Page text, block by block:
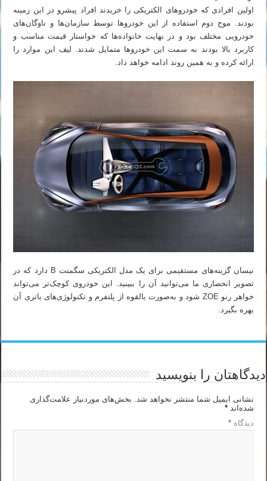
اولین افرادی که خودروهای الکتریکی را خریدند افراد پیشرو در این زمینه
بودند. موج دوم استفاده از این خودروها توسط سازمان‌ها و ناوگان‌های
خودرویی مختلف بود و در نهایت خانواده‌ها که خواستار قیمت مناسب و
کاربرد بالا بودند به سمت این خودروها متمایل شدند. لیف این موارد را
ارائه کرده و به همین روند ادامه خواهد داد.
نیسان گزینه‌های مستقیمی برای یک مدل الکتریکی سگمنت B دارد که در
تصویر انحصاری ما می‌توانید آن را ببینید. این خودروی کوچک‌تر می‌تواند
خواهر رنو ZOE شود و به‌صورت بالقوه از پلتفرم و تکنولوژی‌های باتری آن
بهره بگیرد.
دیدگاهتان را بنویسید
نشانی ایمیل شما منتشر نخواهد شد. بخش‌های موردنیاز علامت‌گذاری
شده‌اند*
دیدگاه*